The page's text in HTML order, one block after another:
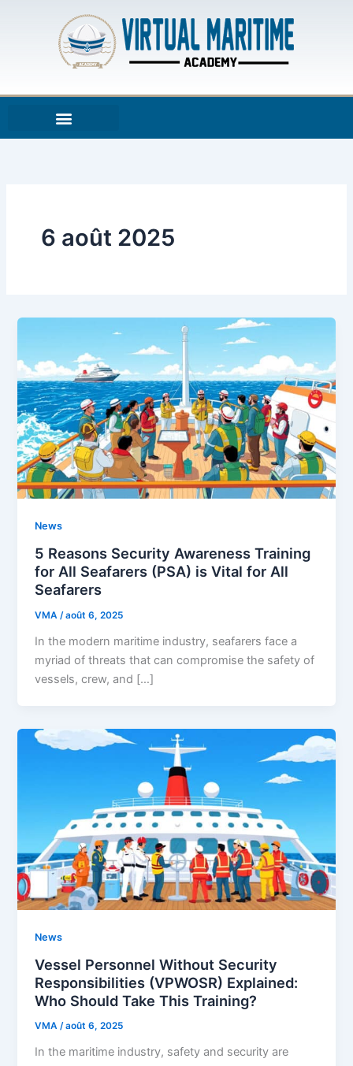
6 août 2025
News
5 Reasons Security Awareness Training
for All Seafarers (PSA) is Vital for All
Seafarers
VMA /août 6, 2025
In the modern maritime industry, seafarers face a
myriad of threats that can compromise the safety of
vessels, crew, and […]
News
Vessel Personnel Without Security
Responsibilities (VPWOSR) Explained:
Who Should Take This Training?
VMA/août 6, 2025
In the maritime industry, safety and security are